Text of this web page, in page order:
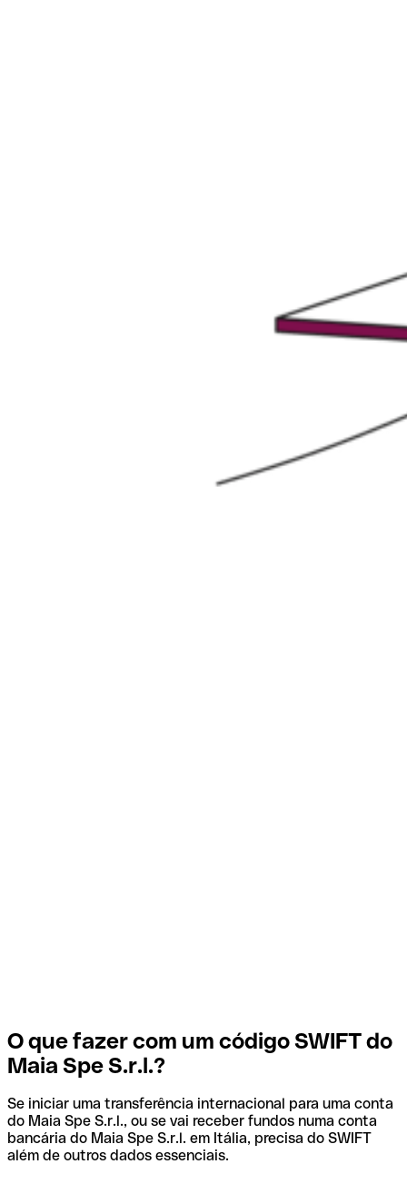
O que fazer com um código SWIFT do
Maia Spe S.r.l.?
Se iniciar uma transferência internacional para uma conta
do Maia Spe S.r.l., ou se vai receber fundos numa conta
bancária do Maia Spe S.r.l. em Itália, precisa do SWIFT
além de outros dados essenciais.